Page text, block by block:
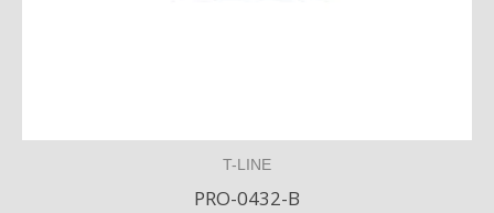
T-LINE
PRO-0432-B